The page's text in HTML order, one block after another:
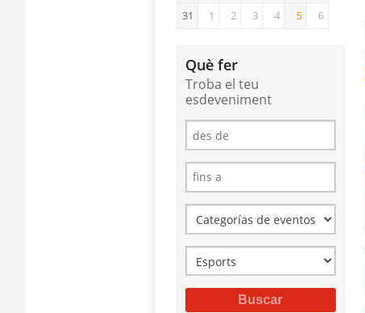
31
1 2 3 4 5 6
Què fer
Troba el teu
esdeveniment